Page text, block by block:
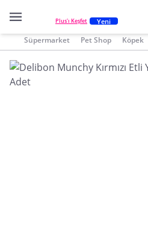
Plus'ı Keşfet Yeni
Süpermarket Pet Shop Köpek